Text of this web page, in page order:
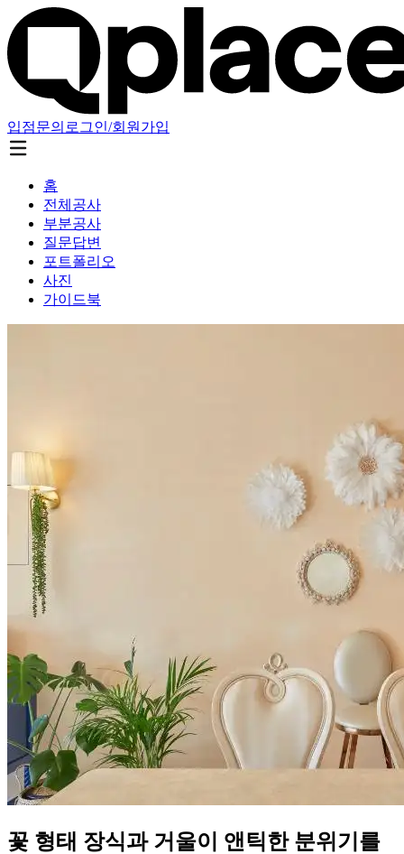
입점문의 로그인/회원가입
홈
전체공사
부분공사
질문답변
포트폴리오
사진
가이드북
꽃 형태 장식과 거울이 앤틱한 분위기를